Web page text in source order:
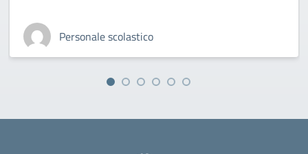
Personale scolastico